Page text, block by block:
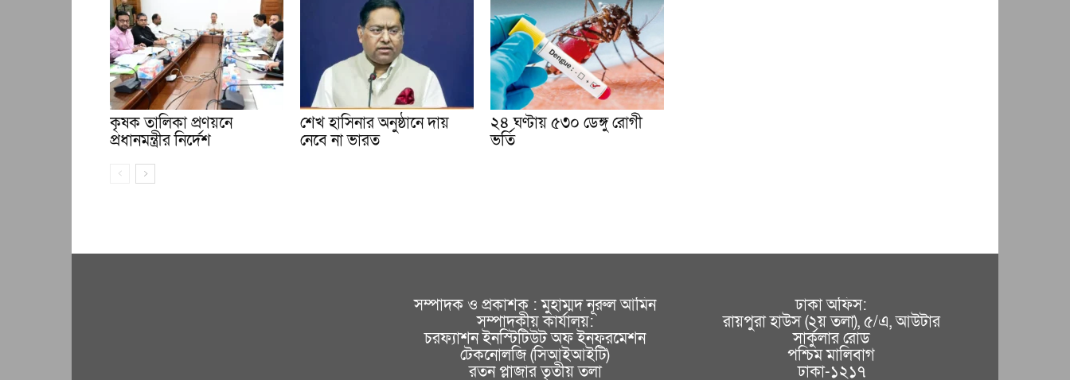
কৃষক তালিকা প্রণয়নে
প্রধানমন্ত্রীর নির্দেশ
শেখ হাসিনার অনুষ্ঠানে দায়
নেবে না ভারত
২৪ ঘণ্টায় ৫৩০ ডেঙ্গু রোগী
ভর্তি
সম্পাদক ও প্রকাশক : মুহাম্মদ নূরুল আমিন
সম্পাদকীয় কার্যালয়:
চরফ্যাশন ইনস্টিটিউট অফ ইনফরমেশন
টেকনোলজি (সিআইআইটি)
রতন প্লাজার তৃতীয় তলা
ঢাকা অফিস:
রায়পুরা হাউস (২য় তলা), ৫/এ, আউটার
সার্কুলার রোড
পশ্চিম মালিবাগ
ঢাকা-১২১৭